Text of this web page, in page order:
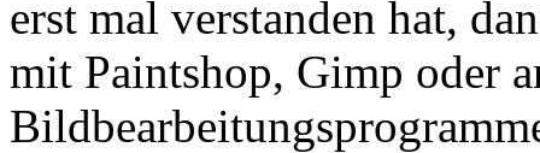
erst mal verstanden hat,
mit Paintshop, Gimp oder